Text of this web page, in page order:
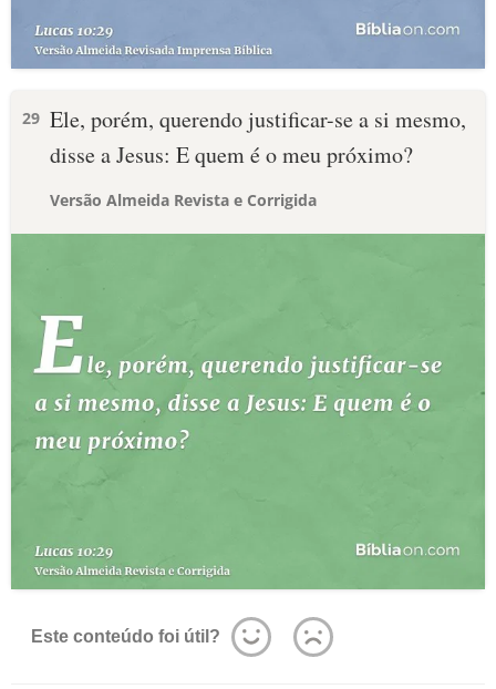
29 Ele, porém, querendo justificar-se a si mesmo,
disse a Jesus: E quem é o meu próximo?
Versão Almeida Revista e Corrigida
Este conteúdo foi útil?